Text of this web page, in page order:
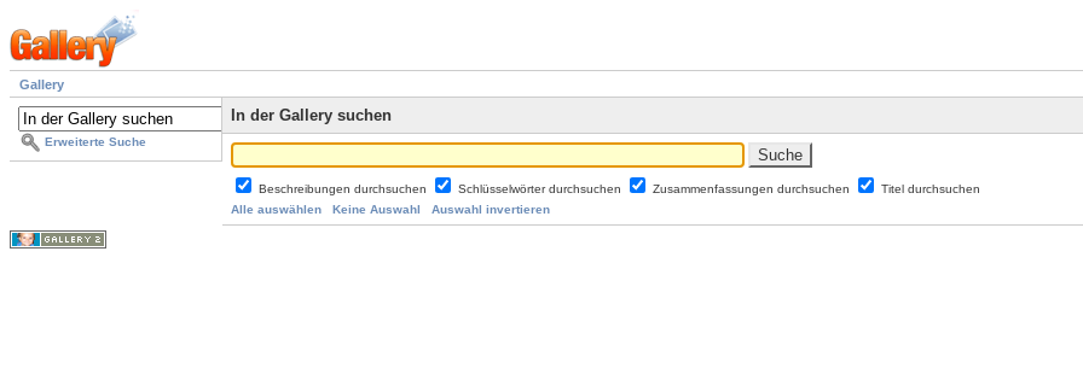
Gallery
Erweiterte Suche
In der Gallery suchen
Beschreibungen durchsuchen Schlüsselwörter durchsuchen Zusammenfassungen durchsuchen
Titel durchsuchen
Alle auswählen
Keine Auswahl Auswahl invertieren